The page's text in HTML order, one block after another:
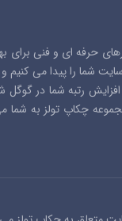
حرفه ای و فنی
شما را پیدا می کنیم و
رتبه شما در
چکاپ تولز به